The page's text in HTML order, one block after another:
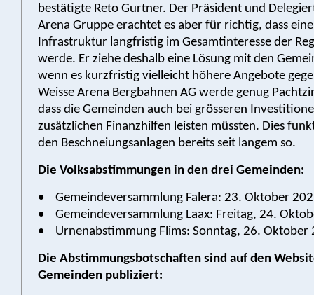
bestätigte Reto Gurtner. Der Präsident und
Arena Gruppe erachtet es aber für richtig, dass
Infrastruktur langfristig im Gesamtinteresse der
werde. Er ziehe deshalb eine Lösung mit den
wenn es kurzfristig vielleicht höhere Angebote
Weisse Arena Bergbahnen AG werde genug
dass die Gemeinden auch bei grösseren
zusätzlichen Finanzhilfen leisten müssten. Dies
den Beschneiungsanlagen bereits seit langem so.
Die Volksabstimmungen in den drei Gemeinden:
• Gemeindeversammlung Falera: 23. Oktober
• Gemeindeversammlung Laax: Freitag, 24.
• Urnenabstimmung Flims: Sonntag, 26. Oktober
Die Abstimmungsbotschaften sind auf den
Gemeinden publiziert: